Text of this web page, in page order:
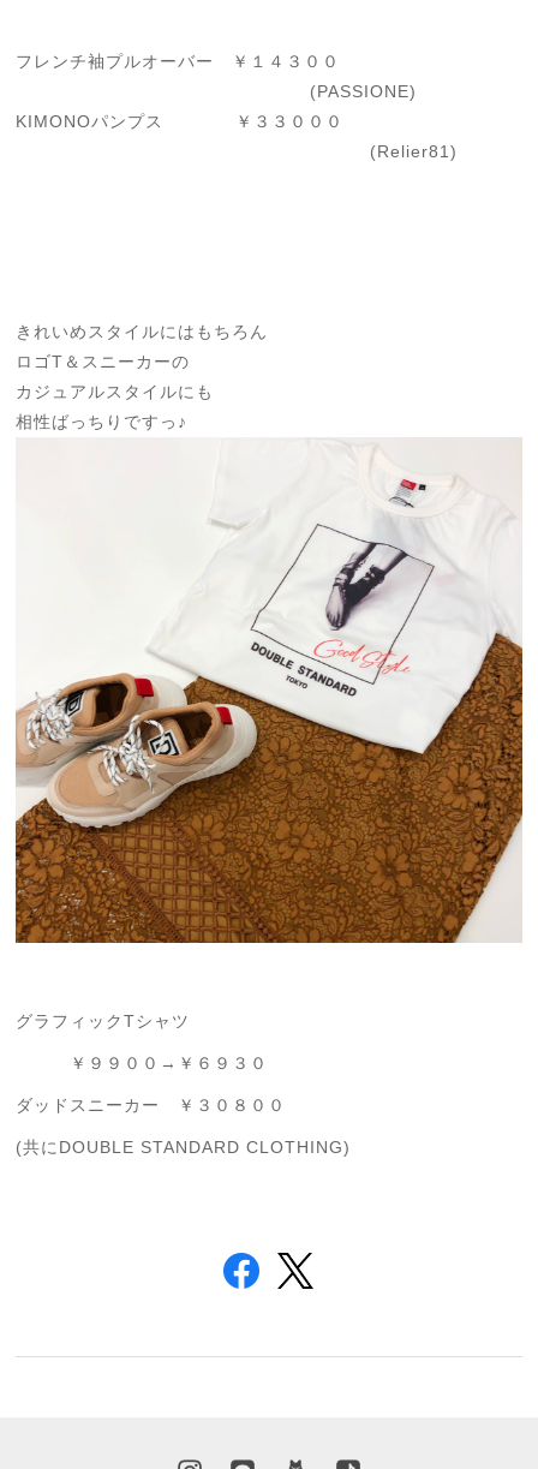
フレンチ袖プルオーバー ￥１４３００
(PASSIONE)
KIMONOパンプス ￥３３０００
(Relier81)
きれいめスタイルにはもちろん
ロゴT＆スニーカーの
カジュアルスタイルにも
相性ばっちりですっ♪
グラフィックTシャツ
￥９９００→￥６９３０
ダッドスニーカー ￥３０８００
(共にDOUBLE STANDARD CLOTHING)